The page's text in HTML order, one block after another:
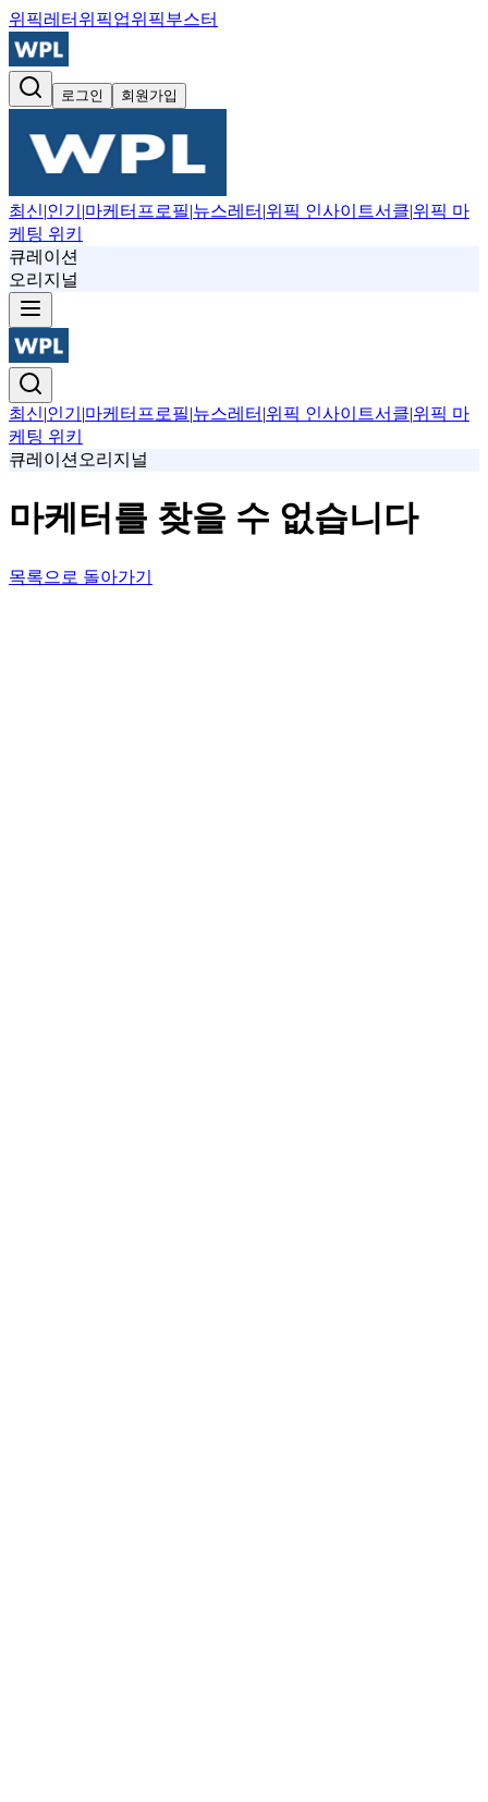
위픽레터 위픽업위픽부스터
로그인 회원가입
최신|인기 |마케터프로필|뉴스레터 |위픽 인사이트서클|위픽 마
케팅 위키
큐레이션
오리지널
최신|인기 |마케터프로필|뉴스레터 |위픽 인사이트서클|위픽 마
케팅 위키
큐레이션 오리지널
마케터를 찾을 수 없습니다
목록으로 돌아가기